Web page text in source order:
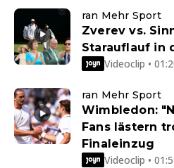
ran Mehr Sport
Zverev vs.
Starauflauf in
Videoclip •
ran Mehr Sport
Wimbledon:
Fans lästern
Finaleinzug
Videoclip •